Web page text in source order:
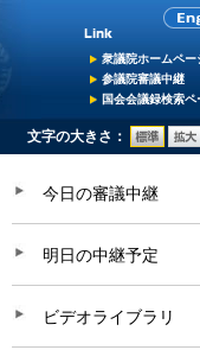
衆議院ホームペー
参議院審議中継
国会会議録検索ペ
文字の大きさ：
今日の審議中継
明日の中継予定
ビデオライブラリ